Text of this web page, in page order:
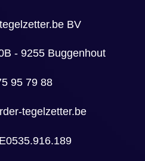
BV
- 9255 Buggenhout
95 79 88
tegelzetter.be